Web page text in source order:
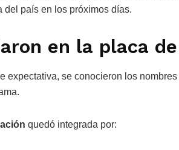
del país en los próximos días.
en la placa
expectativa, se conocieron los
quedó integrada por: